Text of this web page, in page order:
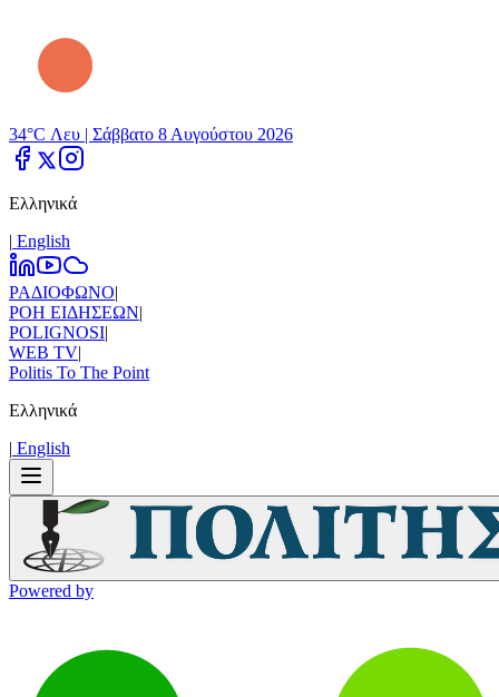
34°C Λευ | Σάββατο 8 Αυγούστου 2026
Ελληνικά
| Εnglish
ΡΑΔΙΟΦΩΝΟ|
ΡΟΗ ΕΙΔΗΣΕΩΝ|
POLIGNOSI|
WEB TV|
Politis To The Point
Ελληνικά
| Εnglish
Powered by